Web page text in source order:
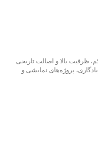
ظرفیت بالا و اصالت تاریخی
پروژه‌های نمایشی و